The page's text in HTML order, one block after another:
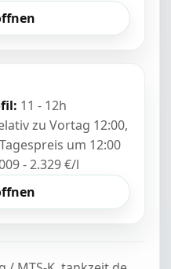
11 - 12h
zu Vortag 12:00,
um 12:00
- 2.329 €/l